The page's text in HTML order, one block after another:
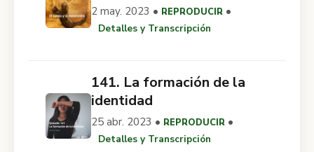
2 may. 2023 • REPRODUCIR •
Detalles y Transcripción
141. La formación de la
identidad
25 abr. 2023 • REPRODUCIR •
Detalles y Transcripción